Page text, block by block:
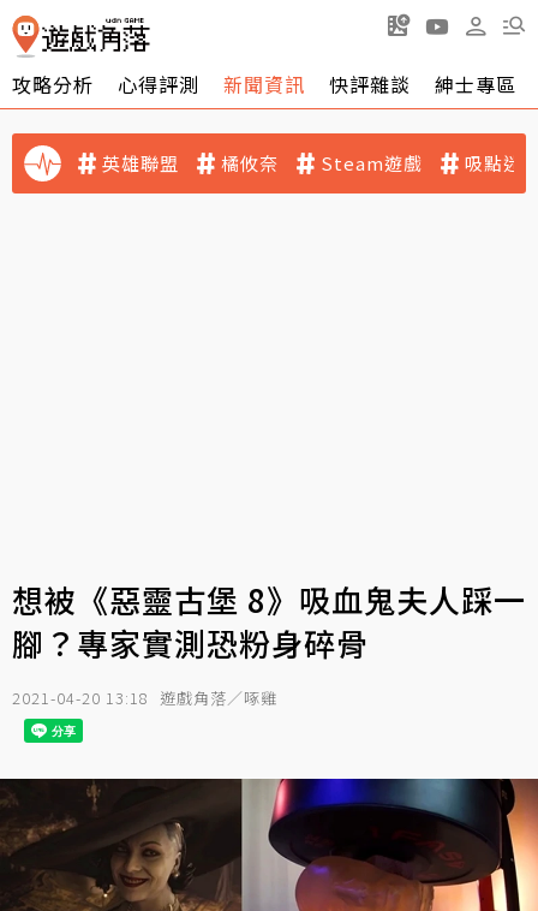
攻略分析 心得評測 新聞資訊 快評雜談 紳士專區
英雄聯盟 橘攸奈 Steam遊戲 吸點迷
想被《惡靈古堡 8》吸血鬼夫人踩一
腳？專家實測恐粉身碎骨
2021-04-20 13:18 遊戲角落／啄雞